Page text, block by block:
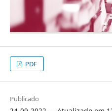
PDF
Publicado